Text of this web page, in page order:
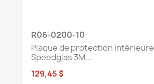
R06-0200-10
Plaque de protection intérieure
Speedglas 3M...
129,45 $